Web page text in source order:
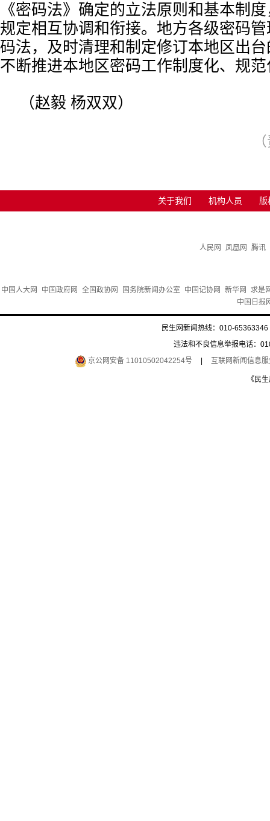
《密码法》确定的立法原则和基本制
规定相互协调和衔接。地方各级密码
码法，及时清理和制定修订本地区出
不断推进本地区密码工作制度化、规
（赵毅 杨双双）
关于我们 机构人员 版
人民网 凤凰网 腾讯
中国人大网 中国政府网 全国政协网 国务院新闻办公室 中国记协网 新华网
求是
中国日报
民生网新闻热线：010-
违法和不良信息举报电话：
京公网安备 11010502042254号
互联网新闻信息
《民